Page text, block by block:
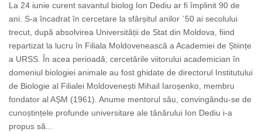
La 24 iunie curent savantul biolog Ion Dediu ar fi împlinit 90 de
ani. S-a încadrat în cercetare la sfârșitul anilor `50 ai secolului
trecut, după absolvirea Universității de Stat din Moldova, fiind
repartizat la lucru în Filiala Moldovenească a Academiei de Științe
a URSS. În acea perioadă, cercetările viitorului academician în
domeniul biologiei animale au fost ghidate de directorul Institutului
de Biologie al Filialei Moldovenești Mihail Iaroșenko, membru
fondator al AȘM (1961). Anume mentorul său, convingându-se de
cunoștințele profunde universitare ale tânărului Ion Dediu i-a
propus să...